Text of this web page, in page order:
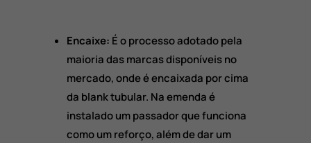
Encaixe: É o processo adotado pela
maioria das marcas disponíveis no
mercado, onde é encaixada por cima
da blank tubular. Na emenda é
instalado um passador que funciona
como um reforço, além de dar um